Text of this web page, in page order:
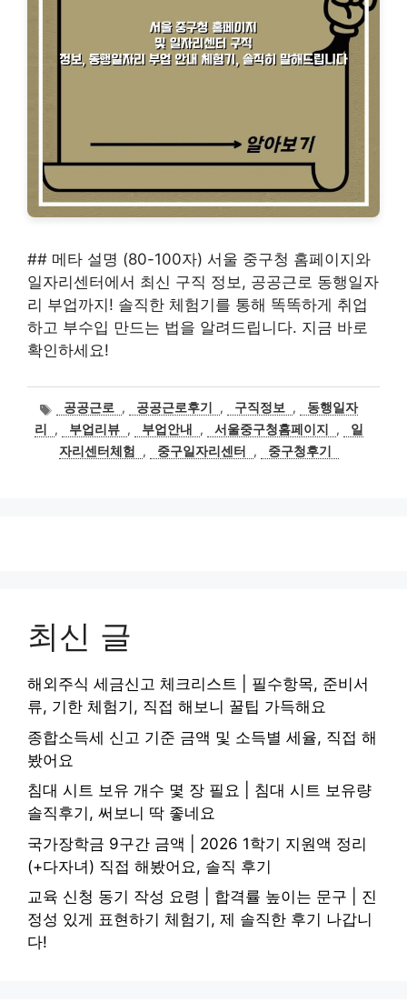
## 메타 설명 (80-100자) 서울 중구청 홈페이지와
일자리센터에서 최신 구직 정보, 공공근로 동행일자
리 부업까지! 솔직한 체험기를 통해 똑똑하게 취업
하고 부수입 만드는 법을 알려드립니다. 지금 바로
확인하세요!
태공공근로 , 공공근로후기 , 구직정보 ,
동행일자
리
, 부업리뷰 , 부업안내 , 서울중구청홈페이지 ,
일
자리센터체험
, 중구일자리센터 , 중구청후기
최신 글
해외주식 세금신고 체크리스트 | 필수항목, 준비서
류, 기한 체험기, 직접 해보니 꿀팁 가득해요
종합소득세 신고 기준 금액 및 소득별 세율, 직접 해
봤어요
침대 시트 보유 개수 몇 장 필요 | 침대 시트 보유량
솔직후기, 써보니 딱 좋네요
국가장학금 9구간 금액 | 2026 1학기 지원액 정리
(+다자녀) 직접 해봤어요, 솔직 후기
교육 신청 동기 작성 요령 | 합격률 높이는 문구 | 진
정성 있게 표현하기 체험기, 제 솔직한 후기 나갑니
다!